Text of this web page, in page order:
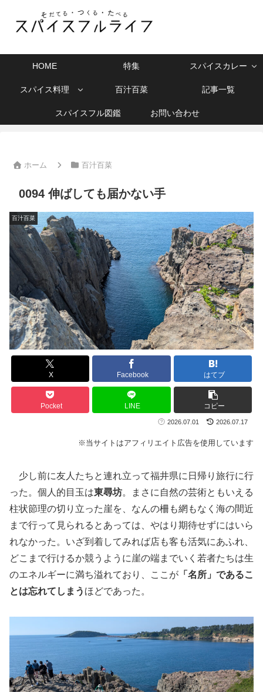
HOME 特集 スパイスカレー
スパイス料理 百汁百菜 記事一覧
スパイスフル図鑑 お問い合わせ
ホーム 百汁百菜
0094 伸ばしても届かない手
百汁百菜
X Facebook はてブ
Pocket LINE コピー
2026.07.01 2026.07.17
※当サイトはアフィリエイト広告を使用しています
少し前に友人たちと連れ立って福井県に日帰り旅行に行
った。個人的目玉は東尋坊。まさに自然の芸術ともいえる
柱状節理の切り立った崖を、なんの柵も網もなく海の間近
まで行って見られるとあっては、やはり期待せずにはいら
れなかった。いざ到着してみれば店も客も活気にあふれ、
どこまで行けるか競うように崖の端までいく若者たちは生
のエネルギーに満ち溢れており、ここが 「名所」であるこ
とは忘れてしまう ほどであった。